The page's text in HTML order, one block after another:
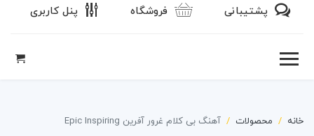
پشتیبانی فروشگاه پنل کاربری
خانه محصولات آهنگ بی کلام غرور آفرین Epic Inspiring